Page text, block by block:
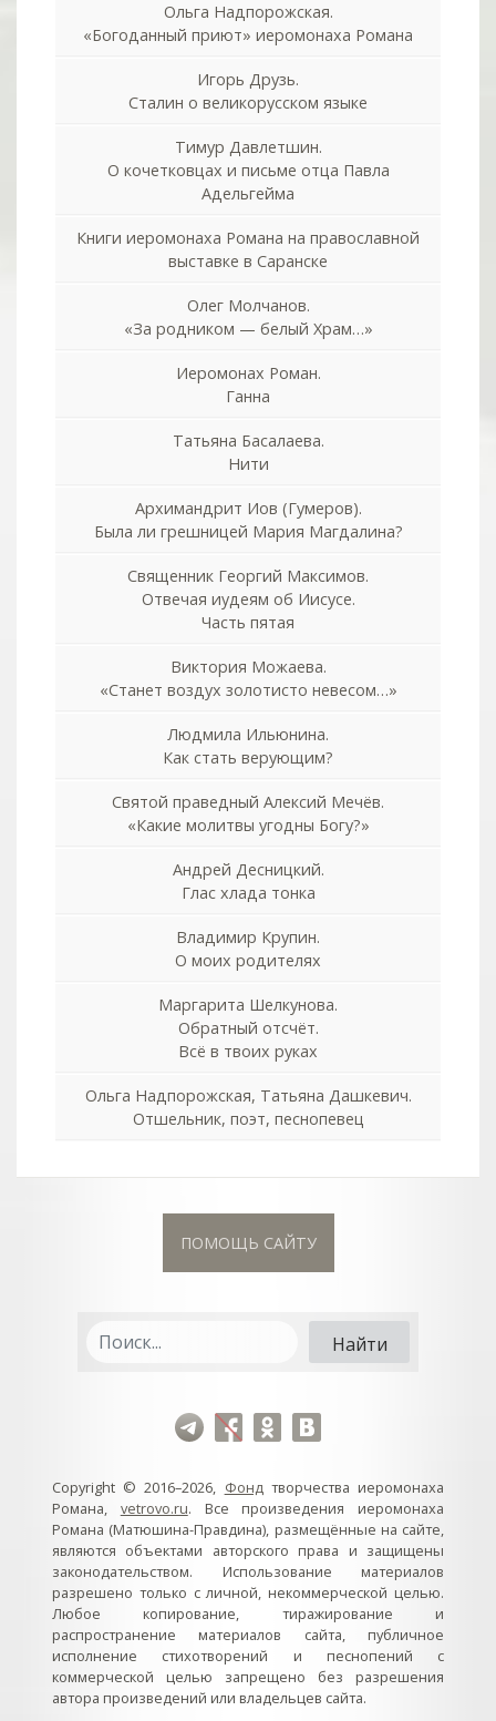
Ольга Надпорожская.
«Богоданный приют» иеромонаха Романа
Игорь Друзь.
Сталин о великорусском языке
Тимур Давлетшин.
О кочетковцах и письме отца Павла
Адельгейма
Книги иеромонаха Романа на православной
выставке в Саранске
Олег Молчанов.
«За родником — белый Храм…»
Иеромонах Роман.
Ганна
Татьяна Басалаева.
Нити
Архимандрит Иов (Гумеров).
Была ли грешницей Мария Магдалина?
Священник Георгий Максимов.
Отвечая иудеям об Иисусе.
Часть пятая
Виктория Можаева.
«Станет воздух золотисто невесом…»
Людмила Ильюнина.
Как стать верующим?
Святой праведный Алексий Мечёв.
«Какие молитвы угодны Богу?»
Андрей Десницкий.
Глас хлада тонка
Владимир Крупин.
О моих родителях
Маргарита Шелкунова.
Обратный отсчёт.
Всё в твоих руках
Ольга Надпорожская, Татьяна Дашкевич.
Отшельник, поэт, песнопевец
ПОМОЩЬ САЙТУ
Copyright © 2016–2026, Фондтворчества иеромонаха
Романа, vetrovo.ru. Все произведения иеромонаха
Романа (Матюшина-Правдина), размещённые на сайте,
являются объектами авторского права и защищены
законодательством. Использование материалов
разрешено только с личной, некоммерческой целью.
Любое копирование, тиражирование и
распространение материалов сайта, публичное
исполнение стихотворений и песнопений с
коммерческой целью запрещено без разрешения
автора произведений или владельцев сайта.